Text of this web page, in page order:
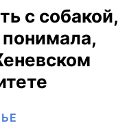
с собакой,